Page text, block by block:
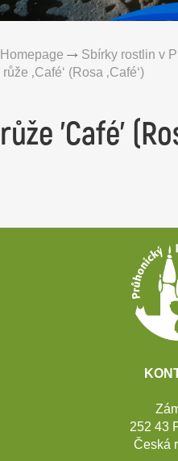
Homepage
Sbírky rostlin v
růže ‚Café‘ (Rosa ‚Café‘)
růže 'Café'
252 43
Česká